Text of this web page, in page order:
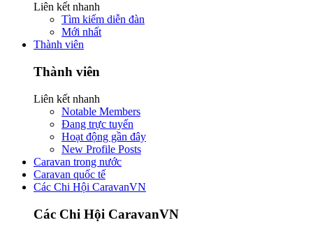
Liên kết nhanh
Tìm kiếm diễn đàn
Mới nhất
Thành viên
Thành viên
Liên kết nhanh
Notable Members
Đang trực tuyến
Hoạt động gần đây
New Profile Posts
Caravan trong nước
Caravan quốc tế
Các Chi Hội CaravanVN
Các Chi Hội CaravanVN